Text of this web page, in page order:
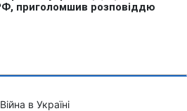
Війна в Україні